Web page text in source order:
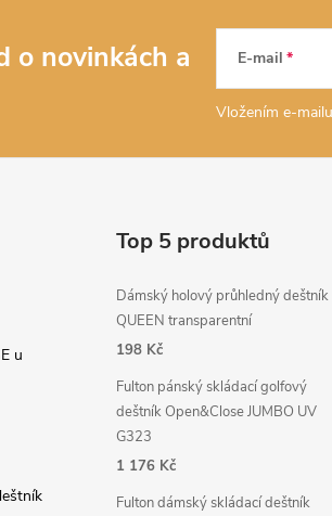
o novinkách a
E-mail
Vložením e-
u
Top 5 produktů
Dámský holový průhledný deštník
QUEEN transparentní
198 Kč
Fulton pánský skládací golfový
deštník Open&Close JUMBO UV
G323
1 176 Kč
Fulton dámský skládací deštník